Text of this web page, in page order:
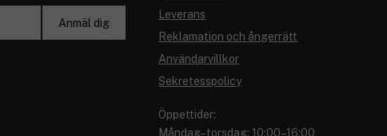
Anmäl dig
Leverans
Reklamation och ångerrätt
Användarvillkor
Sekretesspolicy
Öppettider:
Måndag–torsdag: 10:00–16:00